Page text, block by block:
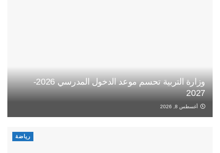
وزارة التربية تحسم موعد الدخول المدرسي 2026-
2027
أغسطس 8, 2026
رياضة